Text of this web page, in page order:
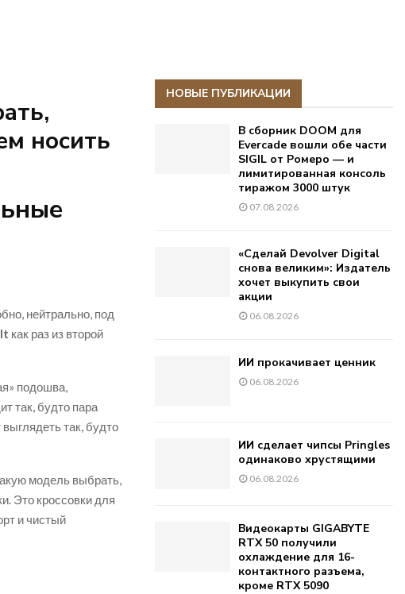
носить
нейтрально, под
как раз из второй
подошва,
так, будто пара
так, будто
модель выбрать,
Это кроссовки для
и чистый
НОВЫЕ ПУБЛИКАЦИИ
В сборник DOOM для
Evercade вошли обе части
SIGIL от Ромеро — и
лимитированная консоль
тиражом 3000 штук
07.08.2026
«Сделай Devolver Digital
снова великим»: Издатель
хочет выкупить свои
акции
06.08.2026
ИИ прокачивает ценник
06.08.2026
ИИ сделает чипсы Pringles
одинаково хрустящими
06.08.2026
Видеокарты GIGABYTE
RTX 50 получили
охлаждение для 16-
контактного разъема,
кроме RTX 5090